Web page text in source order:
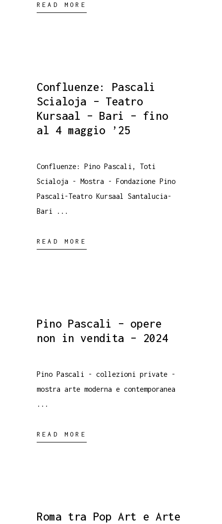
READ MORE
Confluenze: Pascali
Scialoja – Teatro
Kursaal – Bari – fino
al 4 maggio ’25
Confluenze: Pino Pascali, Toti
Scialoja - Mostra - Fondazione Pino
Pascali-Teatro Kursaal Santalucia-
Bari
READ MORE
Pino Pascali – opere
non in vendita – 2024
Pino Pascali - collezioni private -
mostra arte moderna e contemporanea
READ MORE
Roma tra Pop Art e Arte